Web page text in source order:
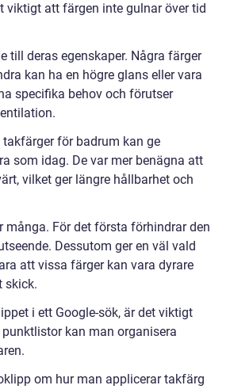
att färgen inte gulnar över tid
till deras egenskaper. Några färger
kan ha en högre glans eller vara
specifika behov och förutser
för badrum kan ge
som idag. De var mer benägna att
vilket ger längre hållbarhet och
För det första förhindrar den
Dessutom ger en väl vald
att vissa färger kan vara dyrare
skick.
i ett Google-sök, är det viktigt
kan man organisera
om hur man applicerar takfärg